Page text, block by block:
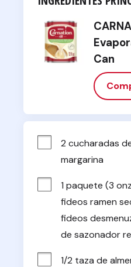
Can
2 cucharadas
margarina
1 paquete (3
fideos ramen
fideos
de sazonador
1/2 taza de